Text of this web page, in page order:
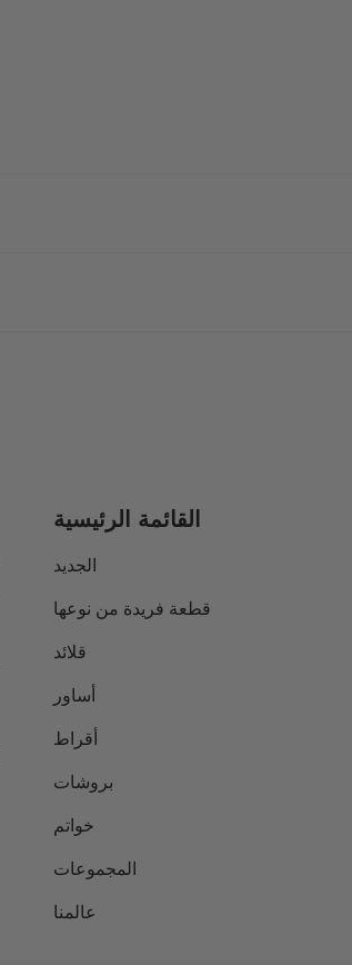
القائمة الرئيسية
الجديد
قطعة فريدة من نوعها
قلائد
أساور
أقراط
بروشات
خواتم
المجموعات
عالمنا